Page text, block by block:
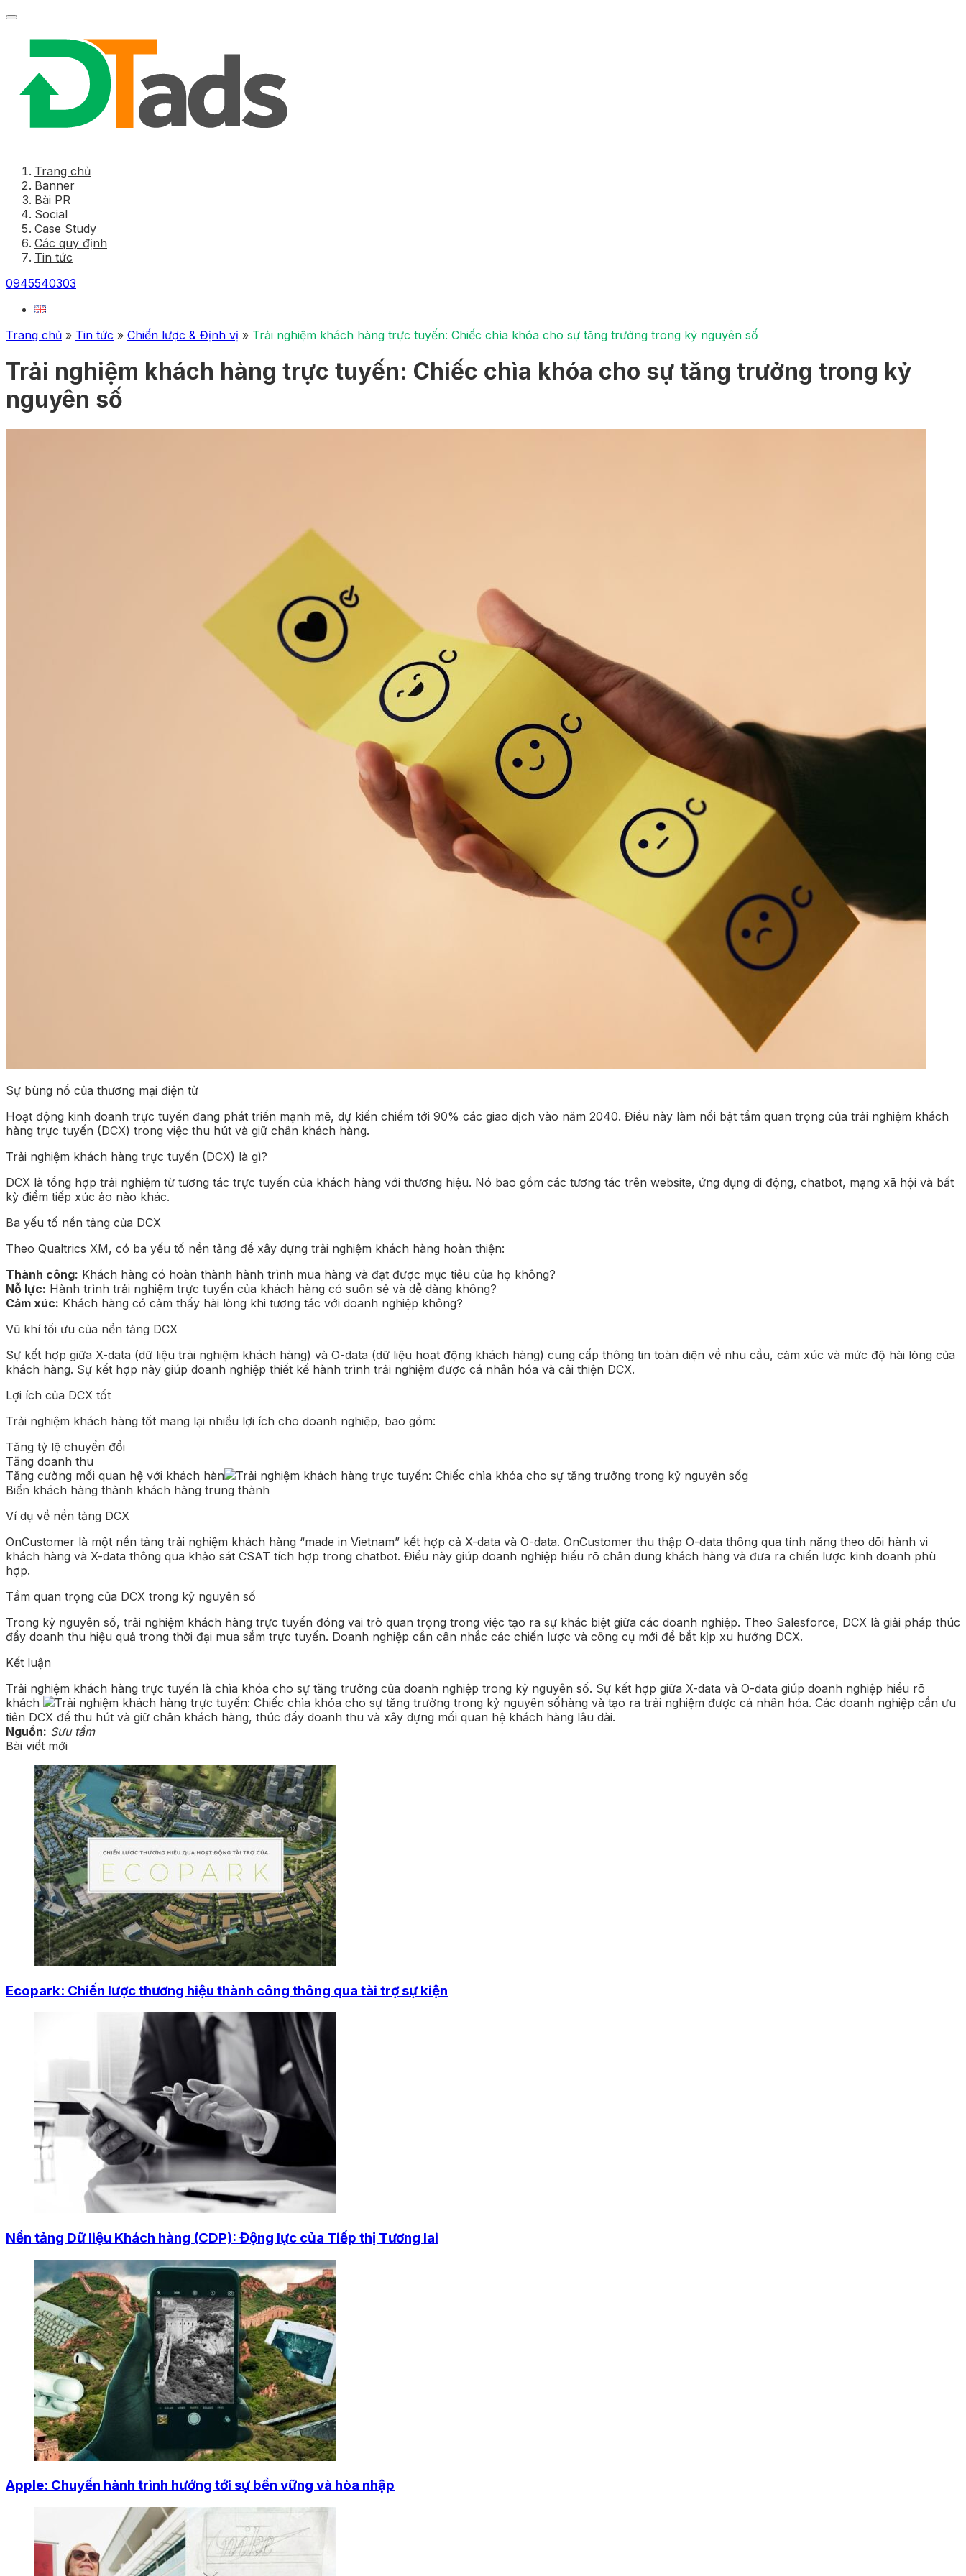
Trang chủ
Banner
Bài PR
Social
Case Study
Các quy định
Tin tức
0945540303
Trang chủ » Tin tức » Chiến lược & Định vị » Trải nghiệm khách hàng trực tuyến: Chiếc chìa khóa cho sự tăng trưởng trong kỷ nguyên số
Trải nghiệm khách hàng trực tuyến: Chiếc chìa khóa cho sự tăng trưởng trong kỷ
nguyên số
Sự bùng nổ của thương mại điện tử
Hoạt động kinh doanh trực tuyến đang phát triển mạnh mẽ, dự kiến chiếm tới 90% các giao dịch vào năm 2040. Điều này làm nổi bật tầm quan trọng của trải nghiệm khách
hàng trực tuyến (DCX) trong việc thu hút và giữ chân khách hàng.
Trải nghiệm khách hàng trực tuyến (DCX) là gì?
DCX là tổng hợp trải nghiệm từ tương tác trực tuyến của khách hàng với thương hiệu. Nó bao gồm các tương tác trên website, ứng dụng di động, chatbot, mạng xã hội và bất
kỳ điểm tiếp xúc ảo nào khác.
Ba yếu tố nền tảng của DCX
Theo Qualtrics XM, có ba yếu tố nền tảng để xây dựng trải nghiệm khách hàng hoàn thiện:
Thành công: Khách hàng có hoàn thành hành trình mua hàng và đạt được mục tiêu của họ không?
Nỗ lực: Hành trình trải nghiệm trực tuyến của khách hàng có suôn sẻ và dễ dàng không?
Cảm xúc: Khách hàng có cảm thấy hài lòng khi tương tác với doanh nghiệp không?
Vũ khí tối ưu của nền tảng DCX
Sự kết hợp giữa X-data (dữ liệu trải nghiệm khách hàng) và O-data (dữ liệu hoạt động khách hàng) cung cấp thông tin toàn diện về nhu cầu, cảm xúc và mức độ hài lòng của
khách hàng. Sự kết hợp này giúp doanh nghiệp thiết kế hành trình trải nghiệm được cá nhân hóa và cải thiện DCX.
Lợi ích của DCX tốt
Trải nghiệm khách hàng tốt mang lại nhiều lợi ích cho doanh nghiệp, bao gồm:
Tăng tỷ lệ chuyển đổi
Tăng doanh thu
Tăng cường mối quan hệ với khách hàn
g
Biến khách hàng thành khách hàng trung thành
Ví dụ về nền tảng DCX
OnCustomer là một nền tảng trải nghiệm khách hàng “made in Vietnam” kết hợp cả X-data và O-data. OnCustomer thu thập O-data thông qua tính năng theo dõi hành vi
khách hàng và X-data thông qua khảo sát CSAT tích hợp trong chatbot. Điều này giúp doanh nghiệp hiểu rõ chân dung khách hàng và đưa ra chiến lược kinh doanh phù
hợp.
Tầm quan trọng của DCX trong kỷ nguyên số
Trong kỷ nguyên số, trải nghiệm khách hàng trực tuyến đóng vai trò quan trọng trong việc tạo ra sự khác biệt giữa các doanh nghiệp. Theo Salesforce, DCX là giải pháp thúc
đẩy doanh thu hiệu quả trong thời đại mua sắm trực tuyến. Doanh nghiệp cần cân nhắc các chiến lược và công cụ mới để bắt kịp xu hướng DCX.
Kết luận
Trải nghiệm khách hàng trực tuyến là chìa khóa cho sự tăng trưởng của doanh nghiệp trong kỷ nguyên số. Sự kết hợp giữa X-data và O-data giúp doanh nghiệp hiểu rõ
khách
hàng và tạo ra trải nghiệm được cá nhân hóa. Các doanh nghiệp cần ưu
tiên DCX để thu hút và giữ chân khách hàng, thúc đẩy doanh thu và xây dựng mối quan hệ khách hàng lâu dài.
Nguồn: Sưu tầm
Bài viết mới
Ecopark: Chiến lược thương hiệu thành công thông qua tài trợ sự kiện
Nền tảng Dữ liệu Khách hàng (CDP): Động lực của Tiếp thị Tương lai
Apple: Chuyến hành trình hướng tới sự bền vững và hòa nhập